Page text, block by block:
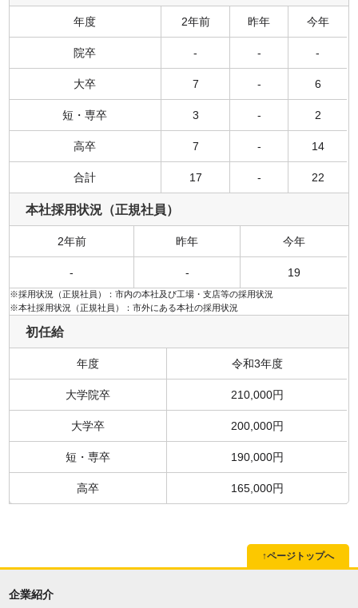
年度 2年前 昨年 今年
院卒 - - -
大卒 7 - 6
短・専卒 3 - 2
高卒 7 - 14
合計 17 - 22
本社採用状況（正規社員）
2年前 昨年 今年
- - 19
※採用状況（正規社員）：市内の本社及び工場・支店等の採用状況
※本社採用状況（正規社員）：市外にある本社の採用状況
初任給
年度 令和3年度
大学院卒 210,000円
大学卒 200,000円
短・専卒 190,000円
高卒 165,000円
↑ページトップへ
企業紹介